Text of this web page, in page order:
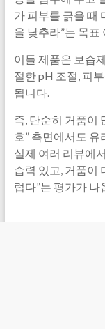
가 피부를 긁을 때
을 낮추라”는 목
이들 제품은 보습
절한 pH 조절, 피
됩니다.
즉, 단순히 거품이
호” 측면에서도
실제 여러 리뷰에
습력 있고, 거품이
럽다”는 평가가 나